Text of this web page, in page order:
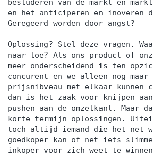
bestuderen van de markt en
en het anticiperen en inoveren
Geregeerd worden door angst?
Oplossing? Stel deze vragen.
naar toe? Als ons product of
meer onderscheidend is ten
concurent en we alleen nog maar
prijsnibveau met elkaar kunnen
dan is het zaak voor knijpen
pushen aan de omzetkant. Maar
korte termijn oplossingen.
toch altijd iemand die het net
goedkoper kan of net iets
inkoper voor zich weet te